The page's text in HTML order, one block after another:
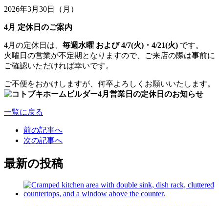
2026年3月30日（月）
4月 定休日のご案内
4月の定休日は、 毎週水曜 および 4/7(火)・4/21(火) です。
火曜日の営業が不定期となりますので、ご来店の際は事前に
ご確認いただければ幸いです。
ご不便をおかけしますが、何卒よろしくお願いいたします。
一覧に戻る
前の記事へ
次の記事へ
最新の投稿